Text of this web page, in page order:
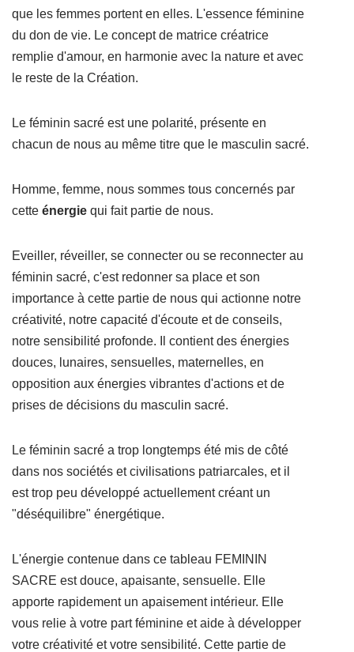
que les femmes portent en elles. L'essence féminine
du don de vie. Le concept de matrice créatrice
remplie d'amour, en harmonie avec la nature et avec
le reste de la Création.
Le féminin sacré est une polarité, présente en
chacun de nous au même titre que le masculin sacré.
Homme, femme, nous sommes tous concernés par
cette énergie qui fait partie de nous.
Eveiller, réveiller, se connecter ou se reconnecter au
féminin sacré, c'est redonner sa place et son
importance à cette partie de nous qui actionne notre
créativité, notre capacité d'écoute et de conseils,
notre sensibilité profonde. Il contient des énergies
douces, lunaires, sensuelles, maternelles, en
opposition aux énergies vibrantes d'actions et de
prises de décisions du masculin sacré.
Le féminin sacré a trop longtemps été mis de côté
dans nos sociétés et civilisations patriarcales, et il
est trop peu développé actuellement créant un
"déséquilibre" énergétique.
L'énergie contenue dans ce tableau FEMININ
SACRE est douce, apaisante, sensuelle. Elle
apporte rapidement un apaisement intérieur. Elle
vous relie à votre part féminine et aide à développer
votre créativité et votre sensibilité. Cette partie de